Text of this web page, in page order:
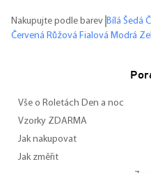
Nakupujte podle barev Bílá Šedá
Červená Růžová Fialová Modrá
Vše o Roletách Den a noc
Vzorky ZDARMA
Jak nakupovat
Jak změřit